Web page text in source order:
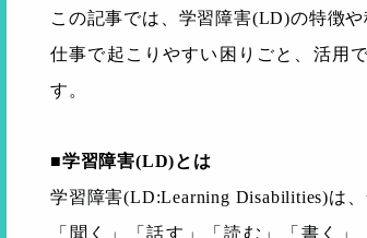
この記事では、学習障害(LD)の特徴や
仕事で起こりやすい困りごと、活用
す。
■学習障害(LD)とは
学習障害(LD:Learning Disabilities)は
「聞く」「話す」「読む」「書く